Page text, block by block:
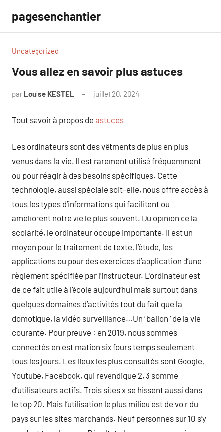
contenu
pagesenchantier
Uncategorized
Vous allez en savoir plus astuces
par Louise KESTEL juillet 20, 2024
Tout savoir à propos de astuces
Les ordinateurs sont des vêtments de plus en plus
venus dans la vie. Il est rarement utilisé fréquemment
ou pour réagir à des besoins spécifiques. Cette
technologie, aussi spéciale soit-elle, nous offre accès à
tous les types d’informations qui facilitent ou
améliorent notre vie le plus souvent. Du opinion de la
scolarité, le ordinateur occupe importante. Il est un
moyen pour le traitement de texte, l’étude, les
applications ou pour des exercices d’application d’une
règlement spécifiée par l’instructeur. L’ordinateur est
de ce fait utile à l’école aujourd’hui mais surtout dans
quelques domaines d’activités tout du fait que la
domotique, la vidéo surveillance…Un ‘ ballon ‘ de la vie
courante. Pour preuve : en 2019, nous sommes
connectés en estimation six fours temps seulement
tous les jours. Les lieux les plus consultés sont Google,
Youtube, Facebook, qui revendique 2, 3 somme
d’utilisateurs actifs. Trois sites x se hissent aussi dans
le top 20. Mais l’utilisation le plus milieu est de voir du
pays sur les sites marchands. Neuf personnes sur 10 s’y